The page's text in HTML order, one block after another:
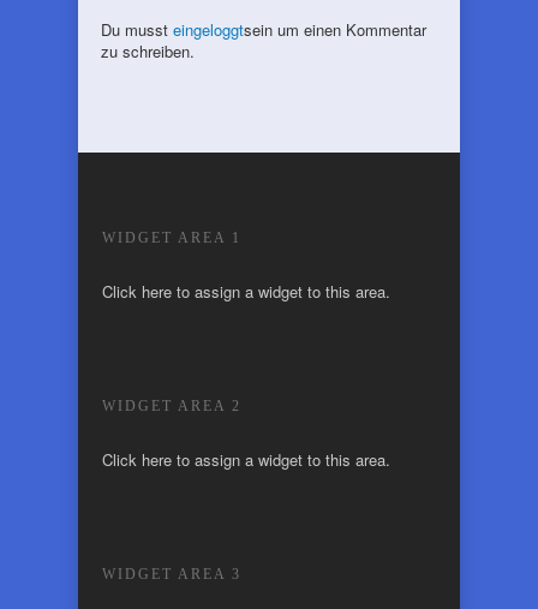
Du musst eingeloggtsein um einen Kommentar
zu schreiben.
WIDGET AREA 1
Click here to assign a widget to this area.
WIDGET AREA 2
Click here to assign a widget to this area.
WIDGET AREA 3